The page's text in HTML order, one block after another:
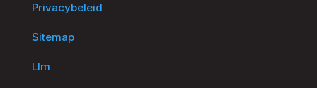
Privacybeleid
Sitemap
Llm